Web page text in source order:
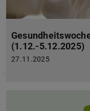
(1.12.-5.12.2025)
27.11.2025